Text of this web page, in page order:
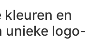
kleuren en
unieke logo-